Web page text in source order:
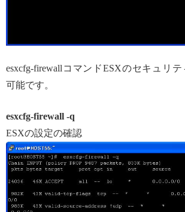
esxcfg-firewallコマンドESXのセキュリ
可能です。
esxcfg-firewall -q
ESXの設定の確認